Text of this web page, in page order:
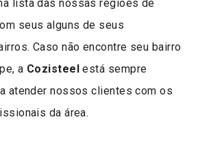
lista das nossas regiões de
seus alguns de seus
Caso não encontre seu bairro
a Cozisteel está sempre
atender nossos clientes com os
da área.